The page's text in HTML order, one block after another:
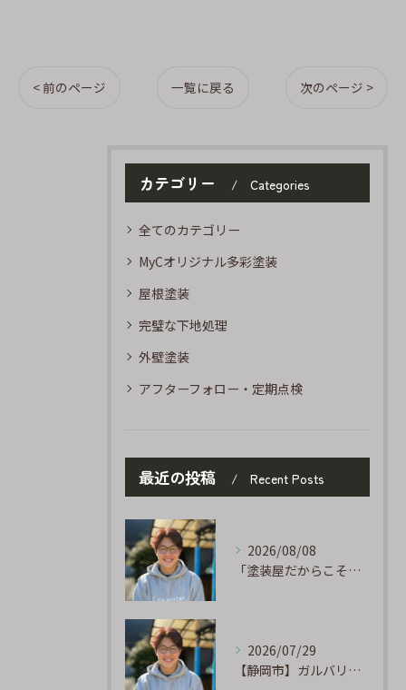
< 前のページ 一覧に戻る 次のページ >
カテゴリー Categories
全てのカテゴリー
MyCオリジナル多彩塗装
屋根塗装
完璧な下地処理
外壁塗装
アフターフォロー・定期点検
最近の投稿 Recent Posts
2026/08/08
「塗装屋だからこそ分かる防水の話」〜下地処理が寿命を決める〜
2026/07/29
【静岡市】ガルバリウム外壁のサビ補修｜タッチアップ塗装の手順を職人が解説